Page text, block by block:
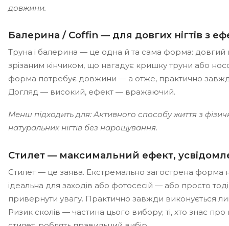
довжини.
Балерина / Coffin — для довгих нігтів з
Труна і балерина — це одна й та сама форма: довгий
зрізаним кінчиком, що нагадує кришку труни або
форма потребує довжини — а отже, практично
Догляд — високий, ефект — вражаючий.
Менш підходить для: Активного способу життя з
натуральних нігтів без нарощування.
Стилет — максимальний ефект,
Стилет — це заява. Екстремально загострена форма
ідеальна для заходів або фотосесій — або просто
привернути увагу. Практично завжди виконується
Ризик сколів — частина цього вибору; ті, хто знає